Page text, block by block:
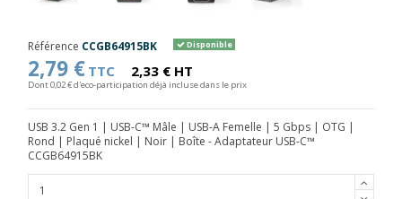
Référence CCGB64915BK Disponible
2,79 € TTC 2,33 € HT
Dont 0,02 € d'eco-participation déjà incluse dans le prix
USB 3.2 Gen 1 | USB-C™ Mâle | USB-A Femelle | 5 Gbps | OTG |
Rond | Plaqué nickel | Noir | Boîte - Adaptateur USB-C™
CCGB64915BK